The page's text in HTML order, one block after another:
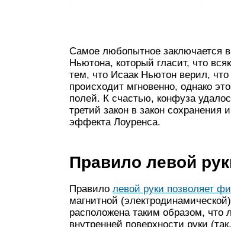
Самое любопытное заключается
Ньютона, который гласит, что
тем, что Исаак Ньютон верил,
происходит мгновенно, однако
полей. К счастью, конфуза
третий закон в закон
эффекта Лоуренса.
Правило левой
Правило левой руки позволяет
магнитной
расположена таким образом, что
внутренней поверхности руки